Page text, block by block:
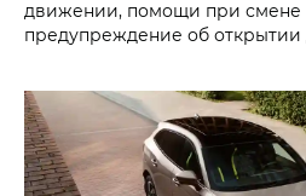
движении, помощи при смене
предупреждение об открытии